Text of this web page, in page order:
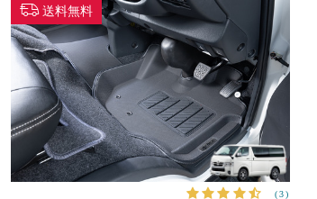
送料無料
(3)